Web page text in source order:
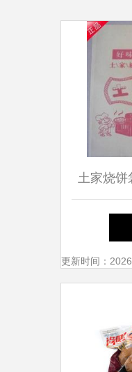
土家烧饼
袋的多
更新时间：